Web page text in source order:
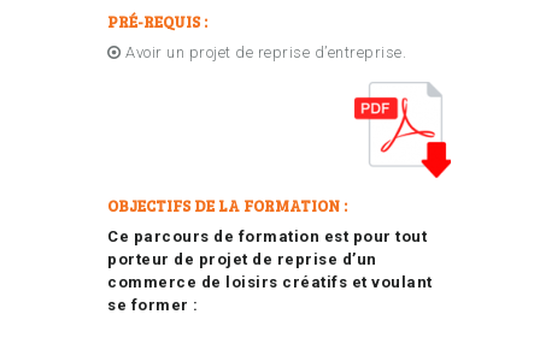
PRÉ-REQUIS :
Avoir un projet de reprise d’entreprise.
OBJECTIFS DE LA FORMATION :
Ce parcours de formation est pour tout
porteur de projet de reprise d’un
commerce de loisirs créatifs et voulant
se former :